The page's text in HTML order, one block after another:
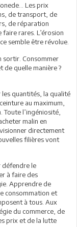
Les prix
de transport, de
de réparation
rares. L’érosion
semble être révolue.
sortir. Consommer
de quelle manière ?
quantités, la qualité
au maximum,
l’ingéniosité,
malin en
directement
filières vont
défendre le
à faire des
Apprendre de
consommation et
à tous. Aux
du commerce, de
prix et de la lutte